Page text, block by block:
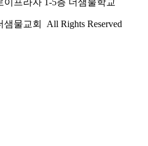
물교회 All Rights Reserved